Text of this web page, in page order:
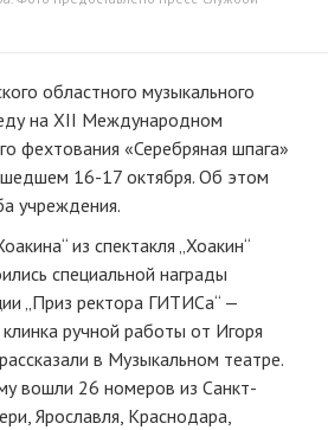
областного музыкального
на XII Международном
фехтования «Серебряная шпага»
16-17 октября. Об этом
учреждения.
из спектакля „Хоакин“
специальной награды
„Приз ректора ГИТИСа“ —
ручной работы от Игоря
в Музыкальном театре.
вошли 26 номеров из Санкт-
Ярославля, Краснодара,